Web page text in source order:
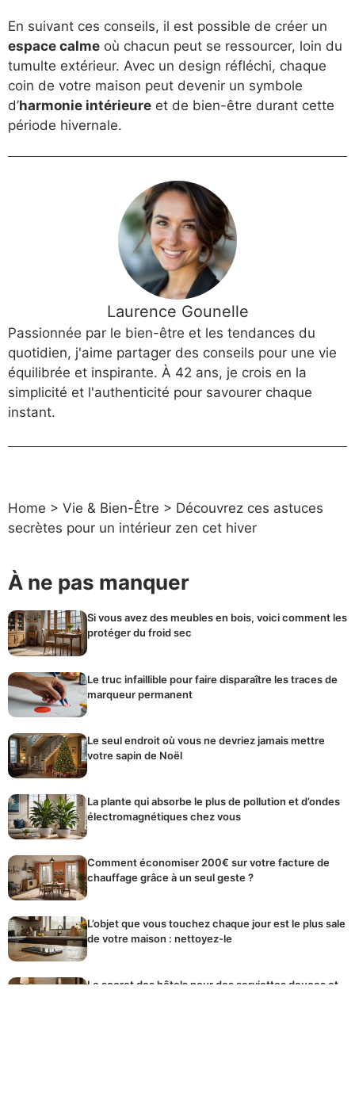
En suivant ces conseils, il est possible de créer un
espace calme où chacun peut se ressourcer, loin du
tumulte extérieur. Avec un design réfléchi, chaque
coin de votre maison peut devenir un symbole
d’harmonie intérieure et de bien-être durant cette
période hivernale.
Laurence Gounelle
Passionnée par le bien-être et les tendances du
quotidien, j'aime partager des conseils pour une vie
équilibrée et inspirante. À 42 ans, je crois en la
simplicité et l'authenticité pour savourer chaque
instant.
Home > Vie & Bien-Être > Découvrez ces astuces
secrètes pour un intérieur zen cet hiver
À ne pas manquer
Si vous avez des meubles en bois, voici comment les
protéger du froid sec
Le truc infaillible pour faire disparaître les traces de
marqueur permanent
Le seul endroit où vous ne devriez jamais mettre
votre sapin de Noël
La plante qui absorbe le plus de pollution et d’ondes
électromagnétiques chez vous
Comment économiser 200€ sur votre facture de
chauffage grâce à un seul geste ?
L’objet que vous touchez chaque jour est le plus sale
de votre maison : nettoyez-le
Le secret des hôtels pour des serviettes douces et